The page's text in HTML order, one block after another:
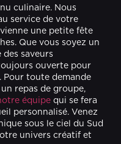
culinaire. Nous
service de votre
une petite fête
Que vous soyez un
saveurs
ouverte pour
Pour toute demande
repas de groupe,
équipe qui se fera
personnalisé. Venez
sous le ciel du Sud
univers créatif et